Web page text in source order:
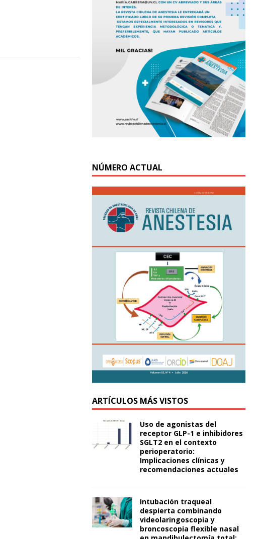
NÚMERO ACTUAL
ARTÍCULOS MÁS VISTOS
Uso de agonistas del
receptor GLP-1 e inhibidores
SGLT2 en el contexto
perioperatorio:
Implicaciones clínicas y
recomendaciones actuales
Intubación traqueal
despierta combinando
videolaringoscopia y
broncoscopia flexible nasal